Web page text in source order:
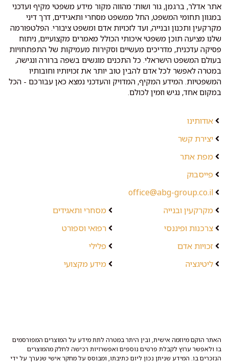
אתר אדלר, ברגמן, גור ושות' מהווה מקור מידע משפטי מקיף ועדכני
במגוון תחומי המשפט, החל ממשפט מסחרי ותאגידים, דרך דיני
מקרקעין ותכנון ובנייה, ועד לזכויות אדם ומשפט ציבורי. הפלטפורמה
שלנו מציעה תוכן משפטי איכותי הכולל מאמרים מקצועיים, ניתוח
פסיקה עדכנית, מדריכים מעשיים וסקירות מעמיקות של התפתחויות
בעולם המשפט הישראלי. כל התכנים מוגשים בשפה ברורה ונגישה,
במטרה לאפשר לכל אדם להבין טוב יותר את זכויותיו וחובותיו
המשפטיות. המידע המקיף, המדויק והעדכני נמצא כאן עבורכם - הכל
במקום אחד, נגיש וזמין לכולם.
אודותינו
יצירת קשר
מפת אתר
פייסבוק
office@abg-group.co.il
מקרקעין ובנייה
צרכנות ופיננסי
זכויות אדם
ליטיגציה
מסחרי ותאגידים
רפואי וספורט
פלילי
מידע מקצועי
האתר הוקם מיוזמה אישית, ובין היתר במטרה לתת מידע על המוצרים המפורסמים
בו ולאפשר ערוץ לקבלת פרטים נוספים ואפשרויות רכישה לחלק מהמוצרים
הנזכרים בו. המידע שניתן נכון ליום כתיבתו, ומבוסס על מחקר אישי שנערך על ידי